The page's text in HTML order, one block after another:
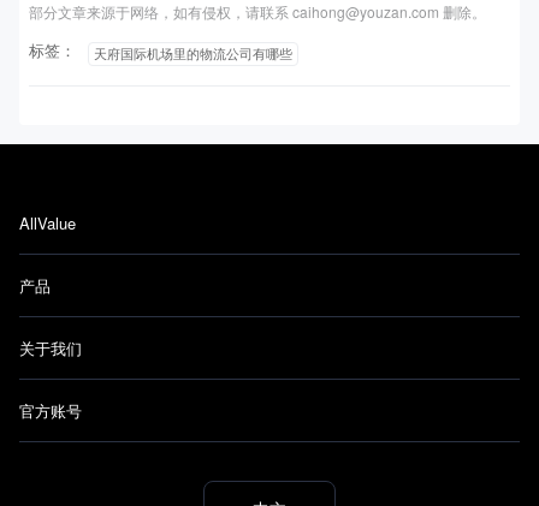
部分文章来源于网络，如有侵权，请联系 caihong@youzan.com 删除。
标签： 天府国际机场里的物流公司有哪些
AllValue
产品
关于我们
官方账号